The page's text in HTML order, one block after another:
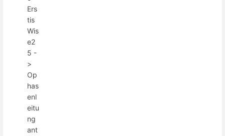
Ers
tis
Wis
e2
5 -
>
Op
has
enl
eitu
ng
ant